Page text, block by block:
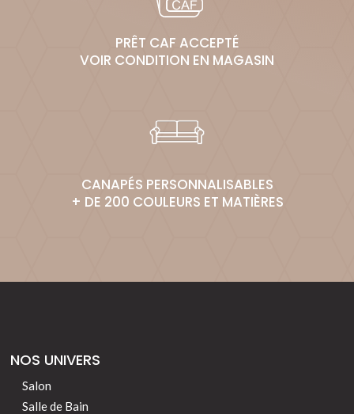
PRÊT CAF ACCEPTÉ
VOIR CONDITION EN MAGASIN
CANAPÉS PERSONNALISABLES
+ DE 200 COULEURS ET MATIÈRES
NOS UNIVERS
Salon
Salle de Bain